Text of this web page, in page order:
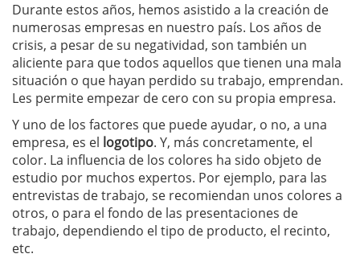
Durante estos años, hemos asistido a la creación de
numerosas empresas en nuestro país. Los años de
crisis, a pesar de su negatividad, son también un
aliciente para que todos aquellos que tienen una mala
situación o que hayan perdido su trabajo, emprendan.
Les permite empezar de cero con su propia empresa.
Y uno de los factores que puede ayudar, o no, a una
empresa, es el logotipo. Y, más concretamente, el
color. La influencia de los colores ha sido objeto de
estudio por muchos expertos. Por ejemplo, para las
entrevistas de trabajo, se recomiendan unos colores a
otros, o para el fondo de las presentaciones de
trabajo, dependiendo el tipo de producto, el recinto,
etc.